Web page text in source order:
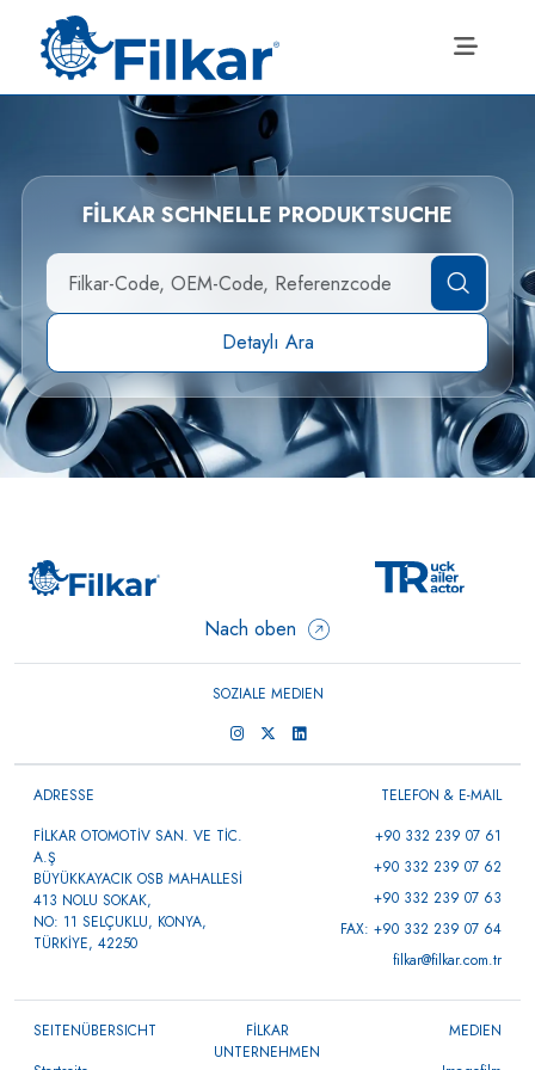
FİLKAR SCHNELLE PRODUKTSUCHE
Detaylı Ara
Nach oben
SOZIALE MEDIEN
ADRESSE
FİLKAR OTOMOTİV SAN. VE TİC.
A.Ş
BÜYÜKKAYACIK OSB MAHALLESİ
413 NOLU SOKAK,
NO: 11 SELÇUKLU, KONYA,
TÜRKİYE, 42250
TELEFON & E-MAIL
+90 332 239 07 61
+90 332 239 07 62
+90 332 239 07 63
FAX: +90 332 239 07 64
filkar@filkar.com.tr
SEITENÜBERSICHT
FİLKAR
UNTERNEHMEN
MEDIEN